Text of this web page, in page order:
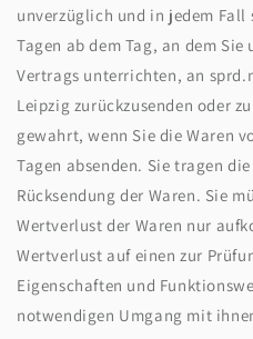
unverzüglich und in jedem Fall
Tagen ab dem Tag, an dem
Vertrags unterrichten, an
Leipzig zurückzusenden oder
gewahrt, wenn Sie die Waren
Tagen absenden. Sie tragen
Rücksendung der Waren. Sie
Wertverlust der Waren nur
Wertverlust auf einen zur
Eigenschaften und
notwendigen Umgang mit